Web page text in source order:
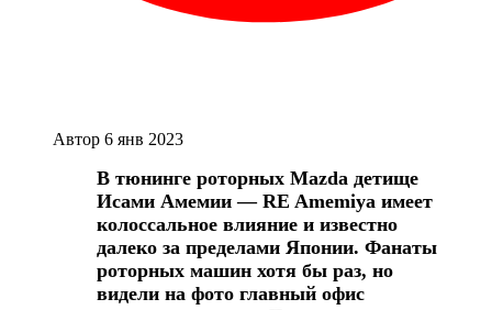
Автор 6 янв 2023
В тюнинге роторных Mazda детище
Исами Амемии — RE Amemiya имеет
колоссальное влияние и известно
далеко за пределами Японии. Фанаты
роторных машин хотя бы раз, но
видели на фото главный офис